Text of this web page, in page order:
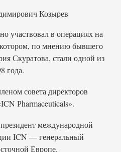
участвовал в операциях на
по мнению бывшего
Скуратова, стали одной из
года.
совета директоров
Рharmaceuticals».
международной
ICN — генеральный
Европе.